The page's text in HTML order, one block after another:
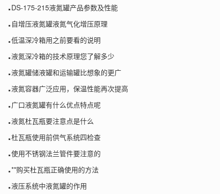
.DS-175-215液氮罐产品参数及性能
. 自增压液氮罐液氮气化增压原理
.低温深冷箱用之前要看的说明
.液氮深冷箱的技术原理您了解多少
.液氮罐储液罐和运输罐比想象的更广
.液氮容器广泛应用，保温性能再次提高
.广口液氮罐有什么优点特点呢
.液氮杜瓦瓶要注意点是什么
.杜瓦瓶使用前供气系统四检查
.使用不锈钢法兰管件要注意的
.**购买杜瓦瓶正确使用的方法
.液压系统中液氮罐的作用